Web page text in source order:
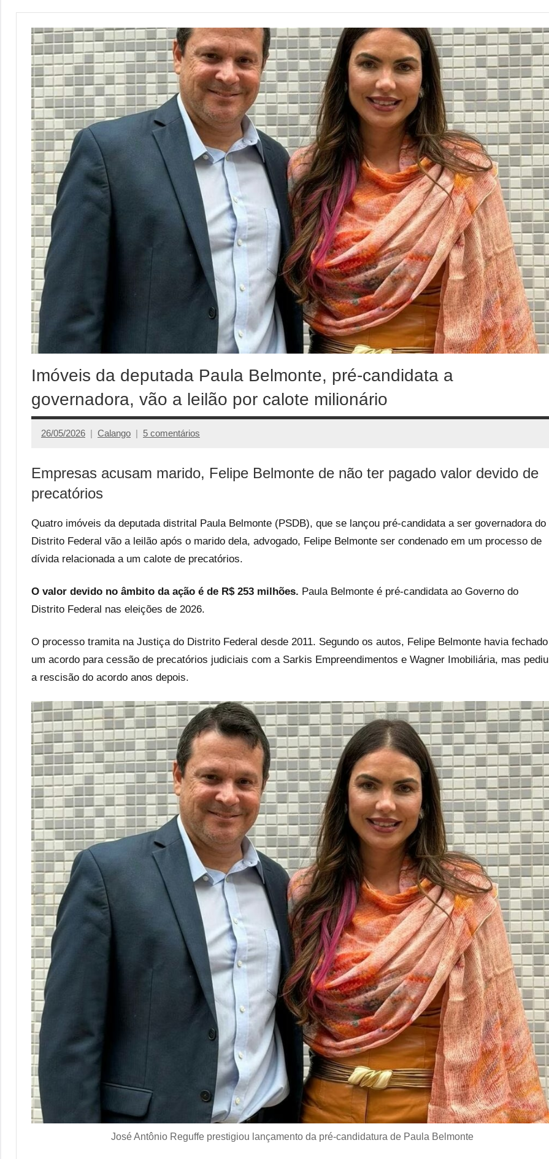
Imóveis da deputada Paula Belmonte, pré-candidata a
governadora, vão a leilão por calote milionário
26/05/2026 Calango 5 comentários
Empresas acusam marido, Felipe Belmonte de não ter pagado valor devido de
precatórios
Quatro imóveis da deputada distrital Paula Belmonte (PSDB), que se lançou pré-candidata a ser governadora do
Distrito Federal vão a leilão após o marido dela, advogado, Felipe Belmonte ser condenado em um processo de
dívida relacionada a um calote de precatórios.
O valor devido no âmbito da ação é de R$ 253 milhões. Paula Belmonte é pré-candidata ao Governo do
Distrito Federal nas eleições de 2026.
O processo tramita na Justiça do Distrito Federal desde 2011. Segundo os autos, Felipe Belmonte havia fechado
um acordo para cessão de precatórios judiciais com a Sarkis Empreendimentos e Wagner Imobiliária, mas pediu
a rescisão do acordo anos depois.
José Antônio Reguffe prestigiou lançamento da pré-candidatura de Paula Belmonte